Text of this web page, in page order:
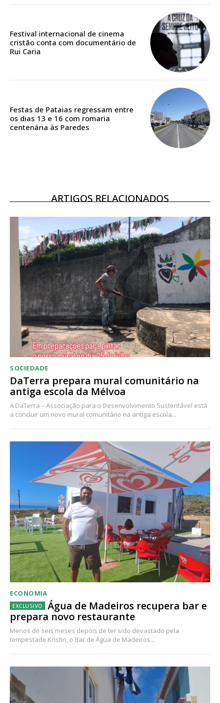
Acesso ao conteúdo online
Acesso aos conteúdos Exclusivos para
assinantes
Acesso ao conteúdo online
Acesso aos conteúdos Exclusivos para
assinantes
Ofertas para assinatura anual
Escolha o plano
Festival internacional de cinema
cristão conta com documentário de
Rui Caria
Festas de Pataias regressam entre
os dias 13 e 16 com romaria
centenária às Paredes
ARTIGOS RELACIONADOS
SOCIEDADE
DaTerra prepara mural comunitário na
antiga escola da Mélvoa
A DaTerra – Associação para o Desenvolvimento Sustentável está
a concluir um novo mural comunitário na antiga escola...
ECONOMIA
Água de Madeiros recupera bar e
prepara novo restaurante
Menos de seis meses depois de ter sido devastado pela
tempestade Kristin, o Bar de Água de Madeiros...